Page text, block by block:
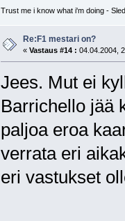
Trust me i know what i'm doing -
Re:F1 mestari on?
« Vastaus #14 : 04.04.2004,
Jees. Mut ei
Barrichello jää
paljoa eroa
verrata eri
eri vastukset